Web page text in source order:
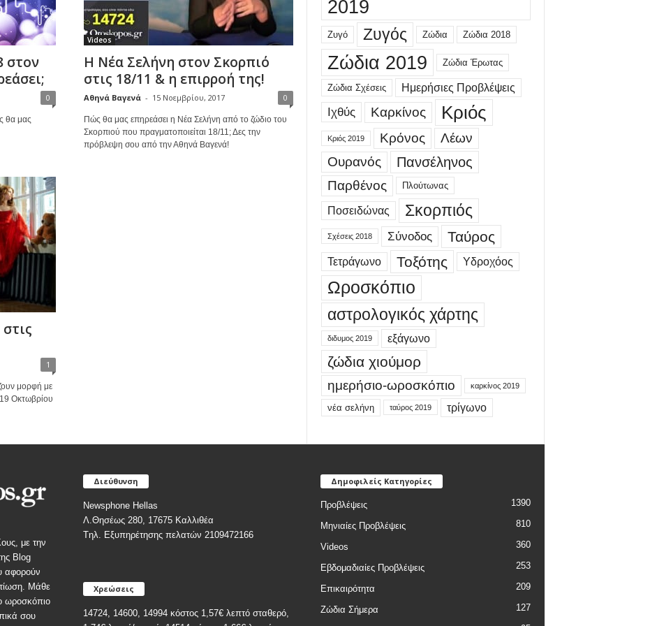
στον
0
θα μας
Videos
Η Νέα Σελήνη στον Σκορπιό
στις 18/11 & η επιρροή της!
Αθηνά Βαγενά - 15 Νοεμβρίου, 2017 0
Πώς θα μας επηρεάσει η Νέα Σελήνη από το ζώδιο του
Σκορπιού που πραγματοποιείται 18/11; Δες την
πρόβλεψη σου από την Αθηνά Βαγενά!
1
μορφή με
Οκτωβρίου
2019
Ζυγό Ζυγός Ζώδια Ζώδια 2018
Ζώδια 2019 Ζώδια Έρωτας
Ζώδια Σχέσεις Ημερήσιες Προβλέψεις
Ιχθύς Καρκίνος Κριός
Κριός 2019 Κρόνος
Λέων
Ουρανός
Πανσέληνος
Παρθένος Πλούτωνας
Ποσειδώνας Σκορπιός
Σχέσεις 2018 Σύνοδος Ταύρος
Τετράγωνο Τοξότης Υδροχόος
Ωροσκόπιο
αστρολογικός χάρτης
διδυμος 2019 εξάγωνο
ζώδια χιούμορ
ημερήσιο-ωροσκόπιο καρκίνος 2019
νέα σελήνη ταύρος 2019 τρίγωνο
με την
Blog
αφορούν
Μάθε
ωροσκόπιο
σου
Διεύθυνση
Newsphone Hellas
Λ.Θησέως 280, 17675 Καλλιθέα
Tηλ. Εξυπηρέτησης πελατών 2109472166
Χρεώσεις
14724, 14600, 14994 κόστος 1,57€ λεπτό σταθερό,
Δημοφιλείς Κατηγορίες
Προβλέψεις 1390
Μηνιαίες Προβλέψεις 810
Videos 360
Εβδομαδιαίες Προβλέψεις 253
Επικαιρότητα 209
Ζώδια Σήμερα 127